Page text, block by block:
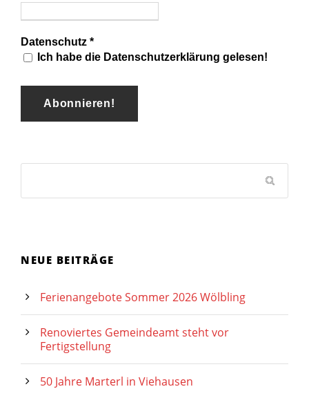
Datenschutz *
Ich habe die Datenschutzerklärung gelesen!
NEUE BEITRÄGE
Ferienangebote Sommer 2026 Wölbling
Renoviertes Gemeindeamt steht vor
Fertigstellung
50 Jahre Marterl in Viehausen